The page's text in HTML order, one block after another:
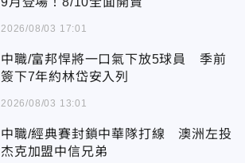
2026/08/03 17:01
中職/富邦悍將一口氣下放5球員 季前
簽下7年約林岱安入列
2026/08/03 13:01
中職/經典賽封鎖中華隊打線 澳洲左投
杰克加盟中信兄弟